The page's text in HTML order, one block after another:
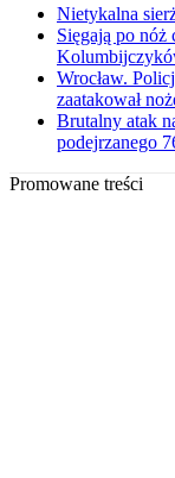
Nietykalna
Sięgają po nóż
Wrocław.
zaatakował
Brutalny atak
podejrzanego
Promowane treści